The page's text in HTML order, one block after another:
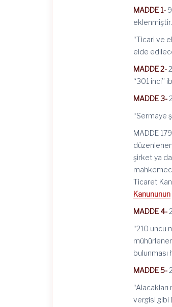
MADDE 1-
eklenmiştir.
“Ticari ve
elde
MADDE 2-
“301 inci”
MADDE 3-
“Sermaye
MADDE
şirket ya
Ticaret
Kanununun
MADDE 4-
“210 uncu
bulunması
MADDE 5-
vergisi gibi